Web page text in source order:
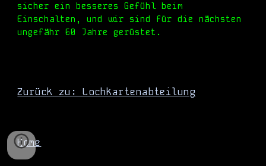
sicher ein besseres Gefühl beim
Einschalten, und wir sind für die nächsten
ungefähr 60 Jahre gerüstet.
Zurück zu: Lochkartenabteilung
Home